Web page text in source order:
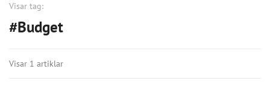
Visar tag:
#Budget
Visar 1 artiklar